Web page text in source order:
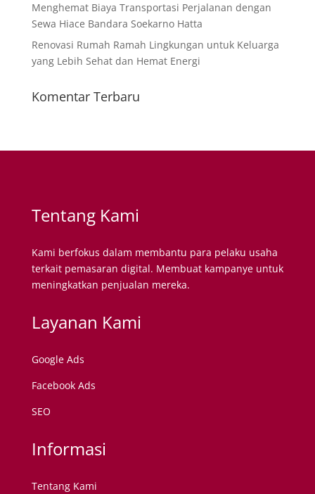
Menghemat Biaya Transportasi Perjalanan dengan
Sewa Hiace Bandara Soekarno Hatta
Renovasi Rumah Ramah Lingkungan untuk Keluarga
yang Lebih Sehat dan Hemat Energi
Komentar Terbaru
Tentang Kami
Kami berfokus dalam membantu para pelaku usaha
terkait pemasaran digital. Membuat kampanye untuk
meningkatkan penjualan mereka.
Layanan Kami
Google Ads
Facebook Ads
SEO
Informasi
Tentang Kami